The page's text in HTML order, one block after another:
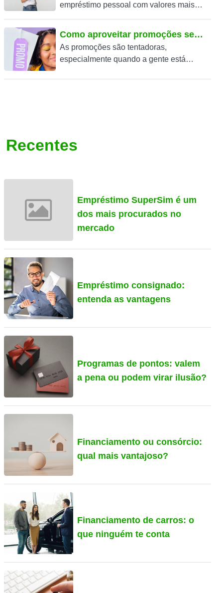
empréstimo pessoal com valores mais
R$500.000, é essencial conhecer...
Como aproveitar promoções sem gastar mais do que pode
As promoções são tentadoras,
especialmente quando a gente está
Recentes
Empréstimo SuperSim é um
dos mais procurados no
mercado
Empréstimo consignado:
entenda as vantagens
Programas de pontos: valem
a pena ou podem virar ilusão?
Financiamento ou consórcio:
qual mais vantajoso?
Financiamento de carros: o
que ninguém te conta